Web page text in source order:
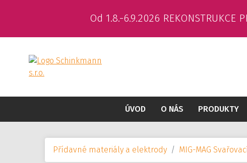
Od 1.8.-6.9.2026 REKONSTRUKCE
ÚVOD O NÁS PRODUKTY
Přídavné materiály a elektrody MIG-MAG